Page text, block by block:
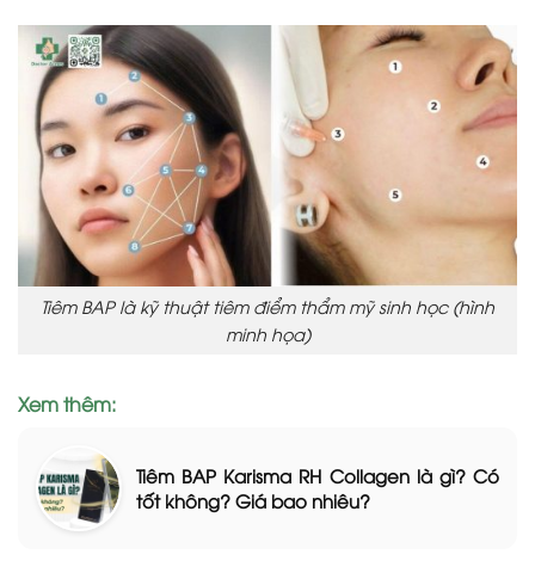
Tiêm BAP là kỹ thuật tiêm điểm thẩm mỹ sinh học (hình
minh họa)
Xem thêm:
Tiêm BAP Karisma RH Collagen là gì? Có
tốt không? Giá bao nhiêu?